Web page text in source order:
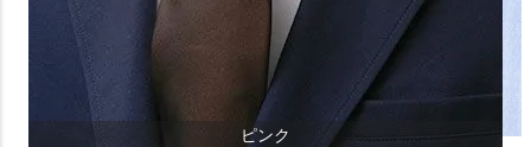
ピンク